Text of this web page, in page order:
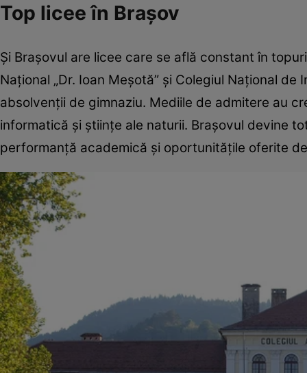
Top licee în Brașov
Și Brașovul are licee care se află constant în
Național „Dr. Ioan Meșotă” și Colegiul Național
absolvenții de gimnaziu. Mediile de admitere au
informatică și științe ale naturii. Brașovul devine
performanță academică și oportunitățile oferite